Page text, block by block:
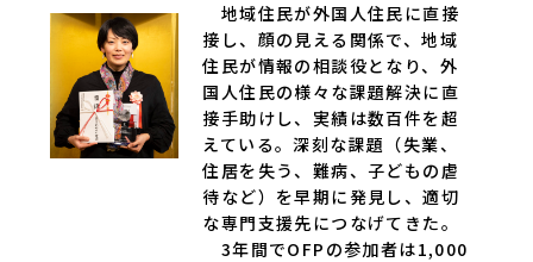
地域住民が外国人住民に直接
接し、顔の見える関係で、地域
住民が情報の相談役となり、外
国人住民の様々な課題解決に直
接手助けし、実績は数百件を超
えている。深刻な課題（失業、
住居を失う、難病、子どもの虐
待など）を早期に発見し、適切
な専門支援先につなげてきた。
3年間でOFPの参加者は1,000